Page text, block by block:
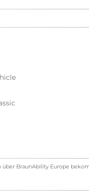
BraunAbility Europe